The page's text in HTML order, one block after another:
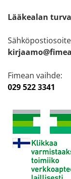
Lääkealan
Fimean vaihde:
029 522 3341